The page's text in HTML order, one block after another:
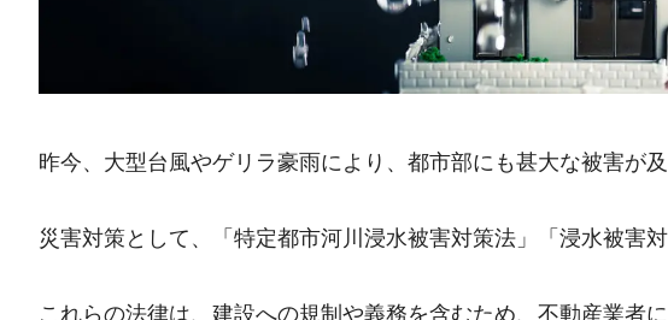
昨今、大型台風やゲリラ豪雨により、都市部にも甚大な被害が及
災害対策として、「特定都市河川浸水被害対策法」「浸水被害
これらの法律は、建設への規制や義務を含むため、不動産業者